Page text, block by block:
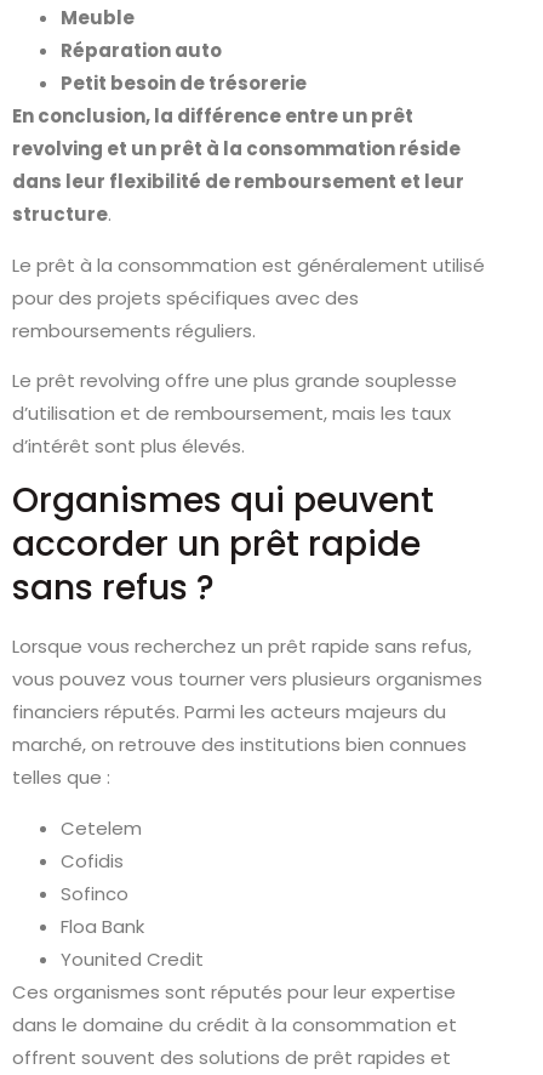
Meuble
Réparation auto
Petit besoin de trésorerie
En conclusion, la différence entre un prêt
revolving et un prêt à la consommation réside
dans leur flexibilité de remboursement et leur
structure.
Le prêt à la consommation est généralement utilisé
pour des projets spécifiques avec des
remboursements réguliers.
Le prêt revolving offre une plus grande souplesse
d’utilisation et de remboursement, mais les taux
d’intérêt sont plus élevés.
Organismes qui peuvent
accorder un prêt rapide
sans refus ?
Lorsque vous recherchez un prêt rapide sans refus,
vous pouvez vous tourner vers plusieurs organismes
financiers réputés. Parmi les acteurs majeurs du
marché, on retrouve des institutions bien connues
telles que :
Cetelem
Cofidis
Sofinco
Floa Bank
Younited Credit
Ces organismes sont réputés pour leur expertise
dans le domaine du crédit à la consommation et
offrent souvent des solutions de prêt rapides et